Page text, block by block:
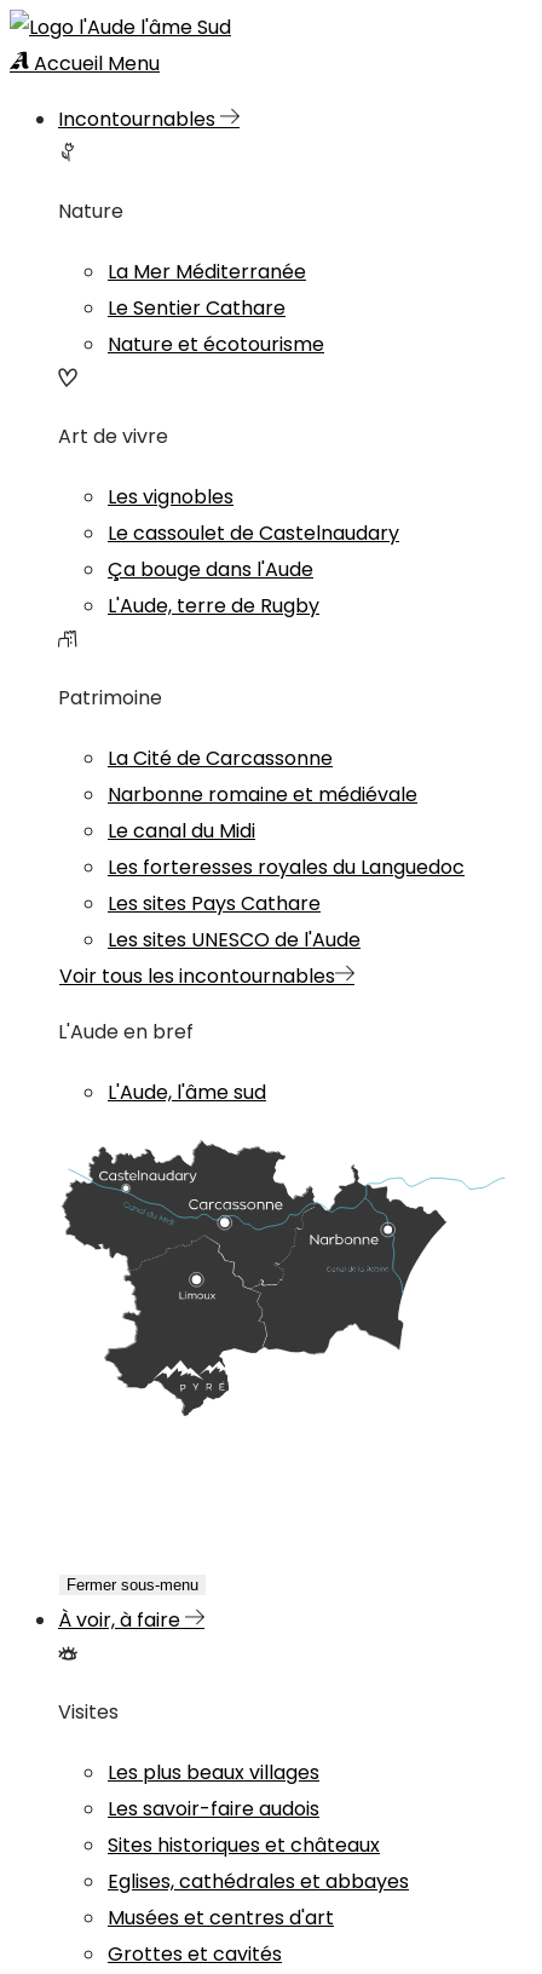
Accueil Menu
Incontournables
Nature
La Mer Méditerranée
Le Sentier Cathare
Nature et écotourisme
Art de vivre
Les vignobles
Le cassoulet de Castelnaudary
Ça bouge dans l'Aude
L'Aude, terre de Rugby
Patrimoine
La Cité de Carcassonne
Narbonne romaine et médiévale
Le canal du Midi
Les forteresses royales du Languedoc
Les sites Pays Cathare
Les sites UNESCO de l'Aude
Voir tous les incontournables
L'Aude en bref
L'Aude, l'âme sud
Fermer sous-menu
À voir, à faire
Visites
Les plus beaux villages
Les savoir-faire audois
Sites historiques et châteaux
Eglises, cathédrales et abbayes
Musées et centres d'art
Grottes et cavités